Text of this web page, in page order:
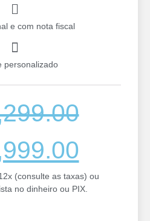
e com nota fiscal
personalizado
(consulte as taxas) ou
no dinheiro ou PIX.